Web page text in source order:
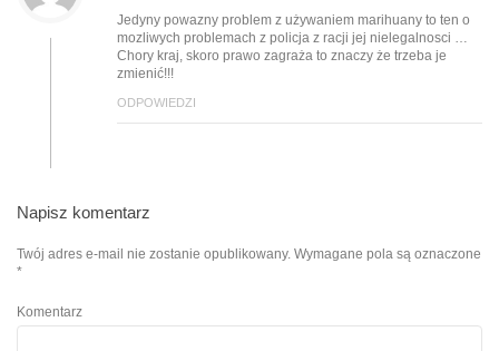
Jedyny powazny problem z używaniem marihuany to ten o
mozliwych problemach z policja z racji jej nielegalnosci …
Chory kraj, skoro prawo zagraża to znaczy że trzeba je
zmienić!!!
ODPOWIEDZI
Napisz komentarz
Twój adres e-mail nie zostanie opublikowany. Wymagane pola są oznaczone
*
Komentarz